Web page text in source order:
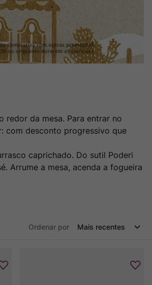
redor da mesa. Para entrar no
com desconto progressivo que
caprichado. Do sutil Poderi
Arrume a mesa, acenda a fogueira
Ordenar por Mais recentes